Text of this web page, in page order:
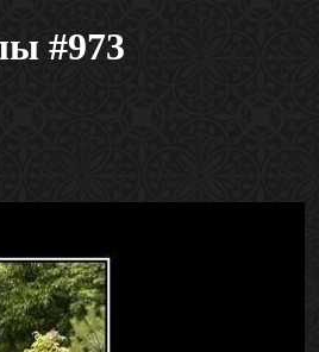
#973